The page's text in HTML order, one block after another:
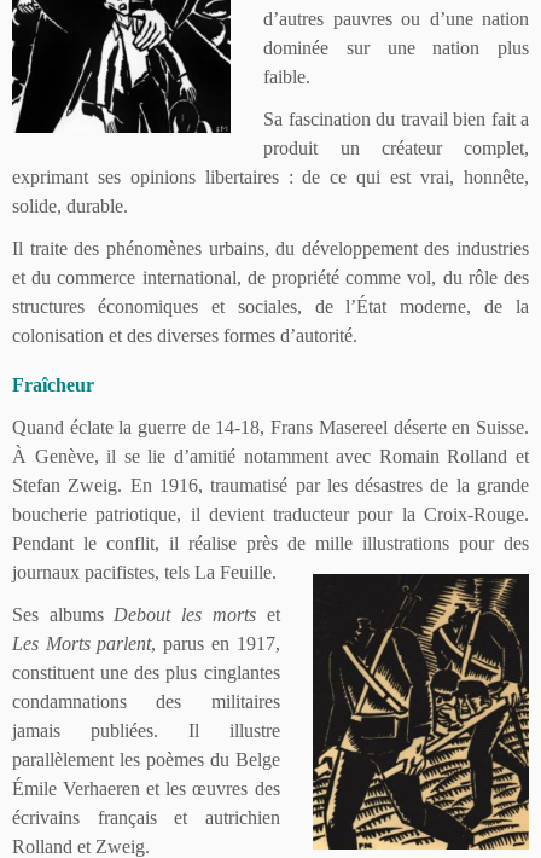
d’autres pauvres ou d’une nation
dominée sur une nation plus
faible.
Sa fascination du travail bien fait a
produit un créateur complet,
exprimant ses opinions libertaires : de ce qui est vrai, honnête,
solide, durable.
Il traite des phénomènes urbains, du développement des industries
et du commerce international, de propriété comme vol, du rôle des
structures économiques et sociales, de l’État moderne, de la
colonisation et des diverses formes d’autorité.
Fraîcheur
Quand éclate la guerre de 14-18, Frans Masereel déserte en Suisse.
À Genève, il se lie d’amitié notamment avec Romain Rolland et
Stefan Zweig. En 1916, traumatisé par les désastres de la grande
boucherie patriotique, il devient traducteur pour la Croix-Rouge.
Pendant le conflit, il réalise près de mille illustrations pour des
journaux pacifistes, tels La Feuille.
Ses albums Debout les mortset
Les Morts parlent, parus en 1917,
constituent une des plus cinglantes
condamnations des militaires
jamais publiées. Il illustre
parallèlement les poèmes du Belge
Émile Verhaeren et les œuvres des
écrivains français et autrichien
Rolland et Zweig.